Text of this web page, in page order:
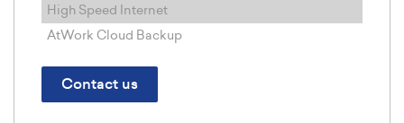
High Speed Internet
AtWork Cloud Backup
Contact us